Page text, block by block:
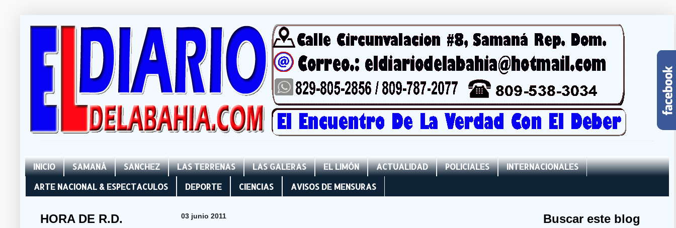
INICIO SAMANÁ SANCHEZ LAS TERRENAS LAS GALERAS EL LIMÓN ACTUALIDAD POLICIALES
INTERNACIONALES
ARTE NACIONAL & ESPECTACULOS
DEPORTE CIENCIAS AVISOS DE MENSURAS
03 junio 2011
HORA DE R.D. Buscar este blog